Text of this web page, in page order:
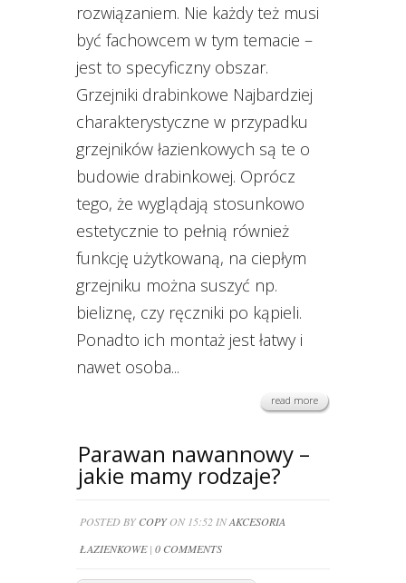
rozwiązaniem. Nie każdy też musi
być fachowcem w tym temacie –
jest to specyficzny obszar.
Grzejniki drabinkowe Najbardziej
charakterystyczne w przypadku
grzejników łazienkowych są te o
budowie drabinkowej. Oprócz
tego, że wyglądają stosunkowo
estetycznie to pełnią również
funkcję użytkowaną, na ciepłym
grzejniku można suszyć np.
bieliznę, czy ręczniki po kąpieli.
Ponadto ich montaż jest łatwy i
nawet osoba...
read more
Parawan nawannowy –
jakie mamy rodzaje?
POSTED BY COPYON 15:52 INAKCESORIA
ŁAZIENKOWE| 0 COMMENTS